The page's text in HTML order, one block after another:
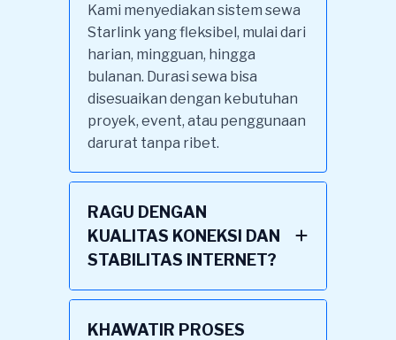
Kami menyediakan sistem sewa
Starlink yang fleksibel, mulai dari
harian, mingguan, hingga
bulanan. Durasi sewa bisa
disesuaikan dengan kebutuhan
proyek, event, atau penggunaan
darurat tanpa ribet.
RAGU DENGAN
KUALITAS KONEKSI DAN
STABILITAS INTERNET?
KHAWATIR PROSES